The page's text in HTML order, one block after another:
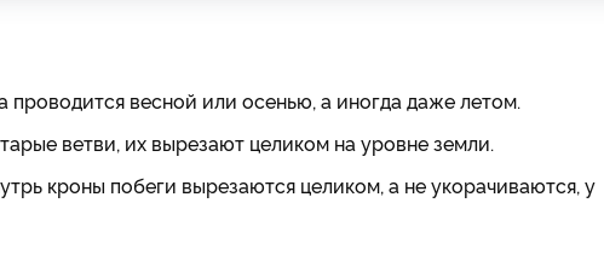
весной или осенью, а иногда даже летом.
ветви, их вырезают целиком на уровне земли.
кроны побеги вырезаются целиком, а не укорачиваются, у